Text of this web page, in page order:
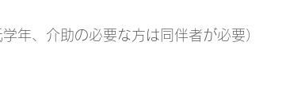
年、介助の必要な方は同伴者が必要）